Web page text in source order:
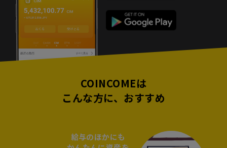
COINCOMEは
こんな方に、おすすめ